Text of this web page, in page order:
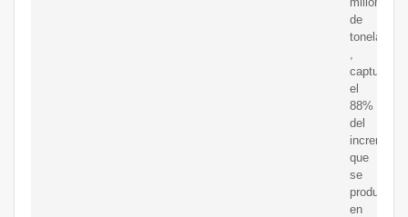
de
toneladas
capturando
el
88%
del
incremento
que
se
produjo
en